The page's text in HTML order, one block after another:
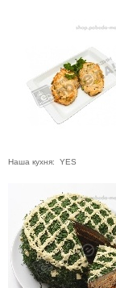
Наша кухня: YES